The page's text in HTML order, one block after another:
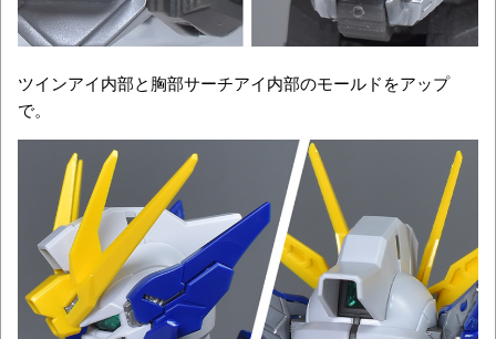
ツインアイ内部と胸部サーチアイ内部のモールドをアップ
で。